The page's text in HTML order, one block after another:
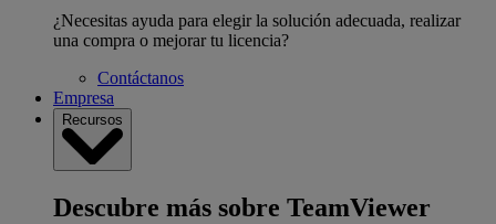
¿Necesitas ayuda para elegir la solución adecuada, realizar
una compra o mejorar tu licencia?
Contáctanos
Empresa
Recursos
Descubre más sobre TeamViewer